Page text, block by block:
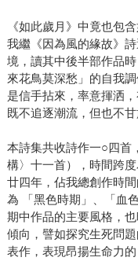
《如此歲月》中竟也包
我繼《因為風的緣故》
境，讀其中後半部作品
來花鳥莫深愁」的自我
是信手拈來，率意揮洒
既不追逐潮流，但也不甘
本詩集共收詩作一○四首
構〉十一首），時間跨
廿四年，佔我總創作時
為 「黑色時期」、「血
期中作品的主要風格，
傾向，譬如探究生死問
表作，表現昂揚生命力